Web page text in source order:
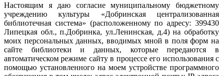
Настоящим я даю согласие муниципальному бюджетному
учреждению культуры «Добринская централизованная
библиотечная система» (расположенному по адресу: 399430
Липецкая обл., п.Добринка, ул.Ленинская, д.4) на обработку
моих персональных данных, вводимых мной в поля форм на
сайте библиотеки и данных, которые передаются в
автоматическом режиме сайту в процессе его использования с
помощью установленного на моем устройстве программного